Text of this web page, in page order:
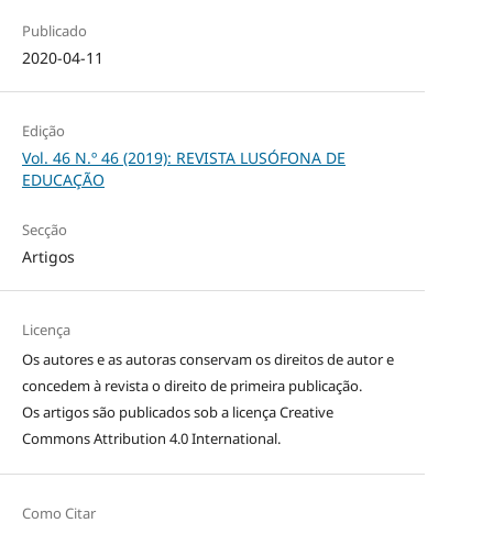
Publicado
2020-04-11
Edição
Vol. 46 N.º 46 (2019): REVISTA LUSÓFONA DE
EDUCAÇÃO
Secção
Artigos
Licença
Os autores e as autoras conservam os direitos de autor e
concedem à revista o direito de primeira publicação.
Os artigos são publicados sob a licençaCreative
Commons Attribution 4.0 International.
Como Citar